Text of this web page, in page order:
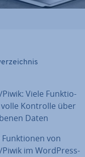
Viele Funk­tio­
Kontrolle über
Daten
von
im WordPress-